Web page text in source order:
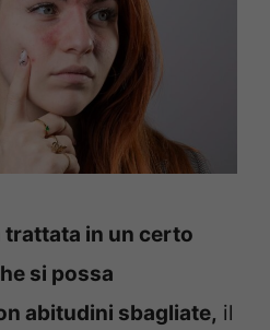
trattata in un certo
si possa
abitudini sbagliate, il